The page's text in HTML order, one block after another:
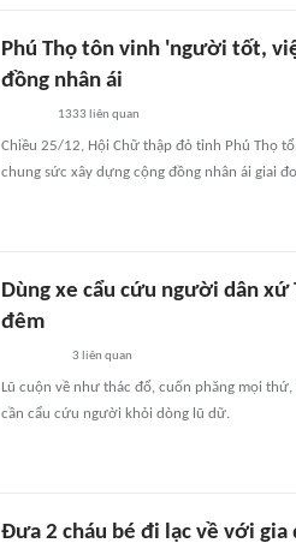
Phú Thọ tôn vinh 'người tốt,
đồng nhân ái
1333 liên quan
Chiều 25/12, Hội Chữ thập đỏ tỉnh Phú Thọ
chung sức xây dựng cộng đồng nhân ái giai
Dùng xe cẩu cứu người dân
đêm
3 liên quan
Lũ cuộn về như thác đổ, cuốn phăng mọi
cần cẩu cứu người khỏi dòng lũ dữ.
Đưa 2 cháu bé đi lạc về với gia